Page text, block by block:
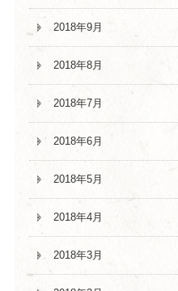
2018年9月
2018年8月
2018年7月
2018年6月
2018年5月
2018年4月
2018年3月